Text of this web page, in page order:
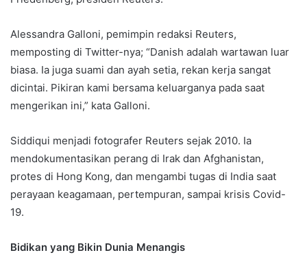
Alessandra Galloni, pemimpin redaksi Reuters,
memposting di Twitter-nya; “Danish adalah wartawan luar
biasa. Ia juga suami dan ayah setia, rekan kerja sangat
dicintai. Pikiran kami bersama keluarganya pada saat
mengerikan ini,” kata Galloni.
Siddiqui menjadi fotografer Reuters sejak 2010. Ia
mendokumentasikan perang di Irak dan Afghanistan,
protes di Hong Kong, dan mengambi tugas di India saat
perayaan keagamaan, pertempuran, sampai krisis Covid-
19.
Bidikan yang Bikin Dunia Menangis